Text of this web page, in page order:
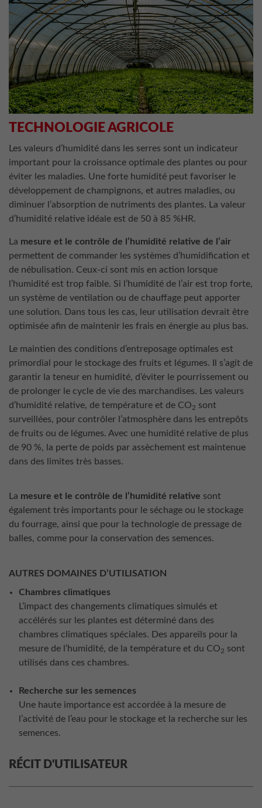
TECHNOLOGIE AGRICOLE
Les valeurs d’humidité dans les serres sont un indicateur
important pour la croissance optimale des plantes ou pour
éviter les maladies. Une forte humidité peut favoriser le
développement de champignons, et autres maladies, ou
diminuer l’absorption de nutriments des plantes. La valeur
d’humidité relative idéale est de 50 à 85 %HR.
La mesure et le contrôle de l’humidité relative de l’air
permettent de commander les systèmes d’humidification et
de nébulisation. Ceux-ci sont mis en action lorsque
l’humidité est trop faible. Si l’humidité de l’air est trop forte,
un système de ventilation ou de chauffage peut apporter
une solution. Dans tous les cas, leur utilisation devrait être
optimisée afin de maintenir les frais en énergie au plus bas.
Le maintien des conditions d’entreposage optimales est
primordial pour le stockage des fruits et légumes. Il s’agit de
garantir la teneur en humidité, d’éviter le pourrissement ou
de prolonger le cycle de vie des marchandises. Les valeurs
d’humidité relative, de température et de CO2 sont
surveillées, pour contrôler l’atmosphère dans les entrepôts
de fruits ou de légumes. Avec une humidité relative de plus
de 90 %, la perte de poids par assèchement est maintenue
dans des limites très basses.
La mesure et le contrôle de l’humidité relative sont
également très importants pour le séchage ou le stockage
du fourrage, ainsi que pour la technologie de pressage de
balles, comme pour la conservation des semences.
AUTRES DOMAINES D’UTILISATION
Chambres climatiques
L’impact des changements climatiques simulés et
accélérés sur les plantes est déterminé dans des
chambres climatiques spéciales. Des appareils pour la
mesure de l’humidité, de la température et du CO2 sont
utilisés dans ces chambres.
Recherche sur les semences
Une haute importance est accordée à la mesure de
l’activité de l’eau pour le stockage et la recherche sur les
semences.
RÉCIT D'UTILISATEUR